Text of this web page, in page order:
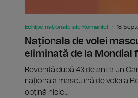
Echipe naționale ale României 18
Naționala de volei
eliminată de la Mondial
Revenită după 43 de ani la un
naționala masculină de volei a
obțină nicio...